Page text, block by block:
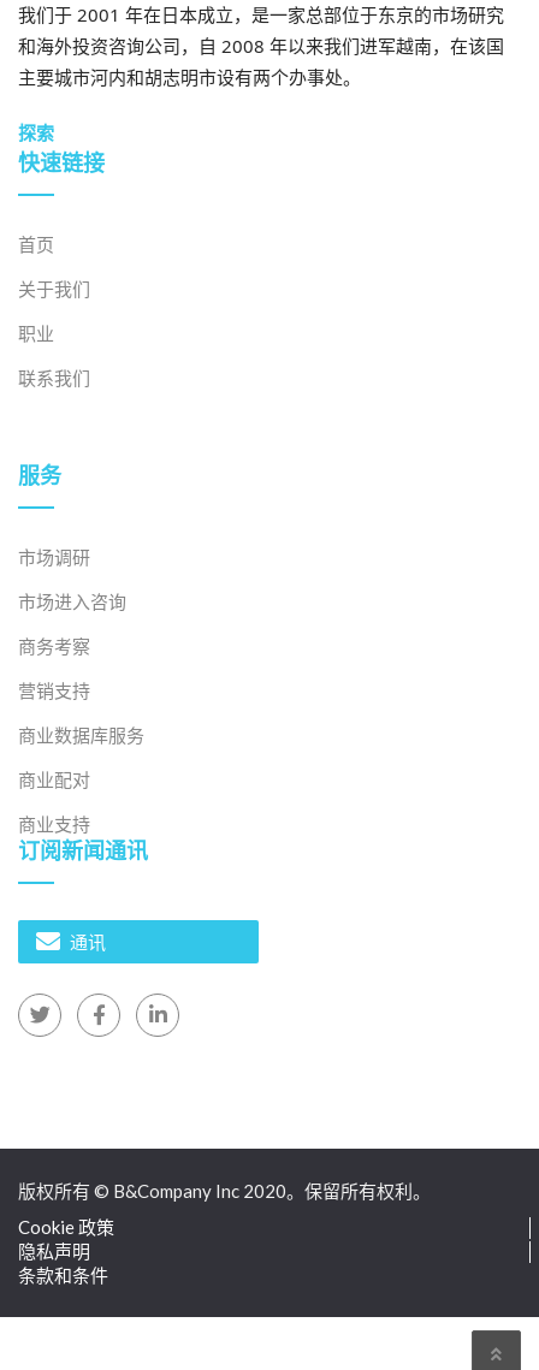
龙洲疫苗 (FPT Long Châu) 则利用其广泛的药房网络，覆
盖二线城市的成年人——这些城市的公共疫苗接种选择有
限，价格至关重要。[5].在城市地区为成年人和家庭建立
大的潜力。
结论
终身免疫模式不仅弥补了越南现行免疫体系的服务缺口，
还为从城市成年人到医疗机构和二线市场的多个细分市场
创新和精准细分战略的私营企业有望引领下一波市场增
长。
[1] DNSE，《越南三大疫苗接种中心的现金创收能力比
较》 使用权
[2] 毕马威会计师事务所，《越南生命历程免疫》
[3] 联合国儿童基金会数据
[4] CafeF，越南$20亿疫苗市场的竞争格局
接，以尊重版权。.
自2008年以来，我们是首家专注于越南市场调研的日本
公司。我们提供广泛的服务，包括行业报告、行业访
谈、消费者调查和商业配对。此外，我们近期还建立了
一个包含超过90万家越南企业的数据库，可用于寻找合
作伙伴和分析市场。.
我们于 2001 年在日本成立，是一家总部位于东京的市场研究
和海外投资咨询公司，自 2008 年以来我们进军越南，在该国
主要城市河内和胡志明市设有两个办事处。
探索
快速链接
首页
关于我们
职业
联系我们
服务
市场调研
市场进入咨询
商务考察
营销支持
商业数据库服务
商业配对
商业支持
订阅新闻通讯
通讯
版权所有 © B&Company Inc 2020。保留所有权利。
Cookie 政策
隐私声明
条款和条件